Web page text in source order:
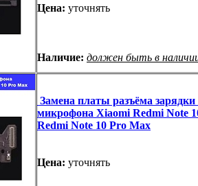
Цена: уточнять
Наличие: должен быть в
Замена платы разъёма зарядки
микрофона Xiaomi Redmi Note
Redmi Note 10 Pro Max
Цена: уточнять